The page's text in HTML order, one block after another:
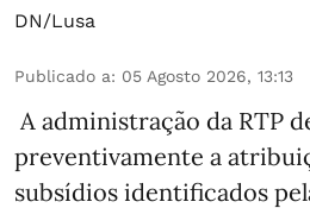
DN/Lusa
Publicado a: 05 Agosto 2026, 13:13
A administração da RTP
preventivamente a
subsídios identificados